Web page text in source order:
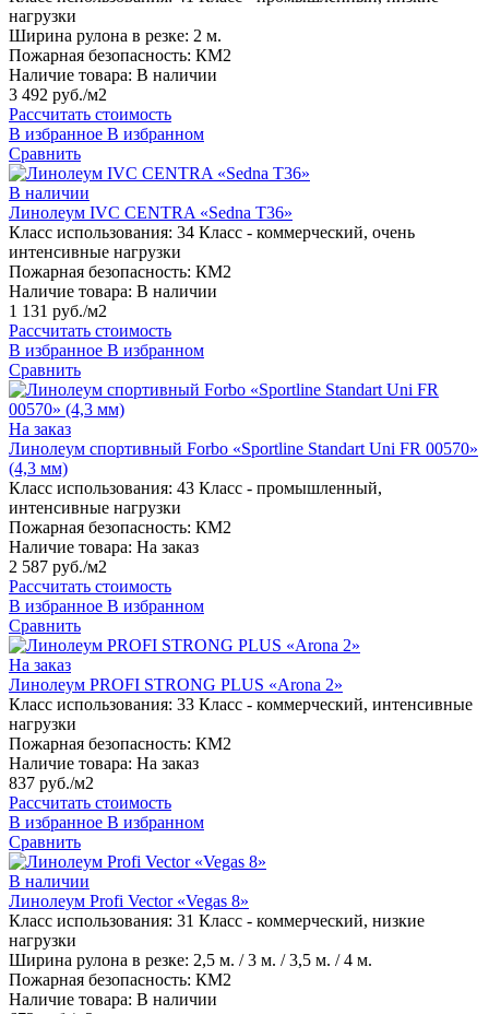
нагрузки
Ширина рулона в резке: 2 м.
Пожарная безопасность: КМ2
Наличие товара: В наличии
3 492 руб./м2
Рассчитать стоимость
В избранное В избранном
Сравнить
В наличии
Линолеум IVC CENTRA «Sedna T36»
Класс использования: 34 Класс - коммерческий, очень
интенсивные нагрузки
Пожарная безопасность: КМ2
Наличие товара: В наличии
1 131 руб./м2
Рассчитать стоимость
В избранное В избранном
Сравнить
На заказ
Линолеум спортивный Forbo «Sportline Standart Uni FR 00570»
(4,3 мм)
Класс использования: 43 Класс - промышленный,
интенсивные нагрузки
Пожарная безопасность: КМ2
Наличие товара: На заказ
2 587 руб./м2
Рассчитать стоимость
В избранное В избранном
Сравнить
На заказ
Линолеум PROFI STRONG PLUS «Arona 2»
Класс использования: 33 Класс - коммерческий, интенсивные
нагрузки
Пожарная безопасность: КМ2
Наличие товара: На заказ
837 руб./м2
Рассчитать стоимость
В избранное В избранном
Сравнить
В наличии
Линолеум Profi Vector «Vegas 8»
Класс использования: 31 Класс - коммерческий, низкие
нагрузки
Ширина рулона в резке: 2,5 м. / 3 м. / 3,5 м. / 4 м.
Пожарная безопасность: КМ2
Наличие товара: В наличии